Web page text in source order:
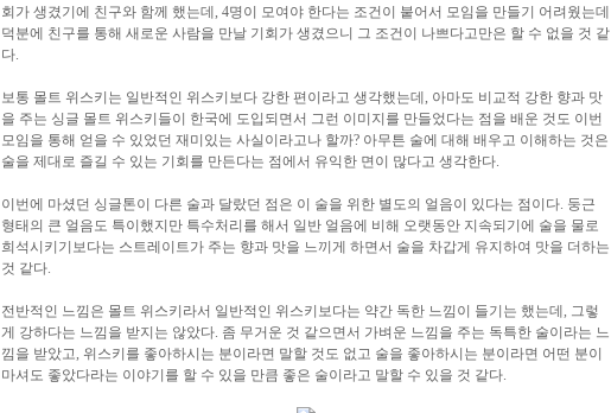
회가 생겼기에 친구와 함께 했는데, 4명이 모여야 한다는 조건이 붙어서 모임을 만들기 어려웠는데
덕분에 친구를 통해 새로운 사람을 만날 기회가 생겼으니 그 조건이 나쁘다고만은 할 수 없을 것 같
다.
보통 몰트 위스키는 일반적인 위스키보다 강한 편이라고 생각했는데, 아마도 비교적 강한 향과 맛
을 주는 싱글 몰트 위스키들이 한국에 도입되면서 그런 이미지를 만들었다는 점을 배운 것도 이번
모임을 통해 얻을 수 있었던 재미있는 사실이라고나 할까? 아무튼 술에 대해 배우고 이해하는 것은
술을 제대로 즐길 수 있는 기회를 만든다는 점에서 유익한 면이 많다고 생각한다.
이번에 마셨던 싱글톤이 다른 술과 달랐던 점은 이 술을 위한 별도의 얼음이 있다는 점이다. 둥근
형태의 큰 얼음도 특이했지만 특수처리를 해서 일반 얼음에 비해 오랫동안 지속되기에 술을 물로
희석시키기보다는 스트레이트가 주는 향과 맛을 느끼게 하면서 술을 차갑게 유지하여 맛을 더하는
것 같다.
전반적인 느낌은 몰트 위스키라서 일반적인 위스키보다는 약간 독한 느낌이 들기는 했는데, 그렇
게 강하다는 느낌을 받지는 않았다. 좀 무거운 것 같으면서 가벼운 느낌을 주는 독특한 술이라는 느
낌을 받았고, 위스키를 좋아하시는 분이라면 말할 것도 없고 술을 좋아하시는 분이라면 어떤 분이
마셔도 좋았다라는 이야기를 할 수 있을 만큼 좋은 술이라고 말할 수 있을 것 같다.